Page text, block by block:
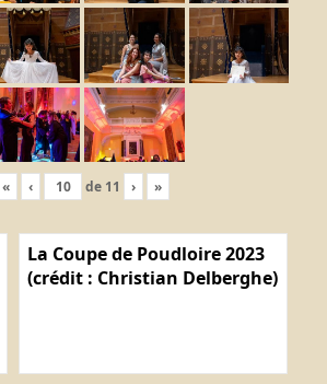
« ‹ de 11 › »
La Coupe de Poudloire 2023
(crédit : Christian Delberghe)